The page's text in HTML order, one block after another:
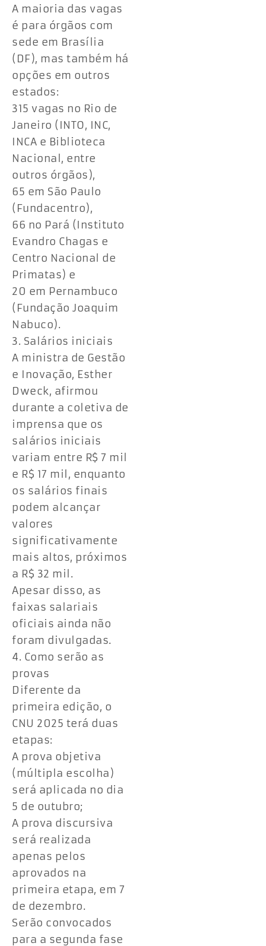
A maioria das vagas
é para órgãos com
sede em Brasília
(DF), mas também há
opções em outros
estados:
315 vagas no Rio de
Janeiro (INTO, INC,
INCA e Biblioteca
Nacional, entre
outros órgãos),
65 em São Paulo
(Fundacentro),
66 no Pará (Instituto
Evandro Chagas e
Centro Nacional de
Primatas) e
20 em Pernambuco
(Fundação Joaquim
Nabuco).
3. Salários iniciais
A ministra de Gestão
e Inovação, Esther
Dweck, afirmou
durante a coletiva de
imprensa que os
salários iniciais
variam entre R$ 7 mil
e R$ 17 mil, enquanto
os salários finais
podem alcançar
valores
significativamente
mais altos, próximos
a R$ 32 mil.
Apesar disso, as
faixas salariais
oficiais ainda não
foram divulgadas.
4. Como serão as
provas
Diferente da
primeira edição, o
CNU 2025 terá duas
etapas:
A prova objetiva
(múltipla escolha)
será aplicada no dia
5 de outubro;
A prova discursiva
será realizada
apenas pelos
aprovados na
primeira etapa, em 7
de dezembro.
Serão convocados
para a segunda fase